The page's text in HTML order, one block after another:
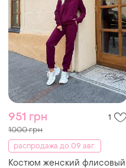
951 грн 1
1000 грн
распродажа до 09 авг.
Костюм женский флисовый